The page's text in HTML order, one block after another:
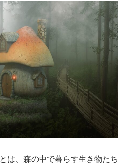
とは、森の中で暮らす生き物たち